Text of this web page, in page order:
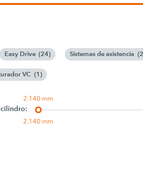
Easy Drive (24) Sistemas de asistencia (
VC (1)
2.140 mm
2.140 mm